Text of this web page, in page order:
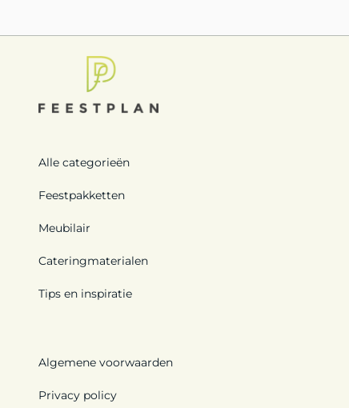
Alle categorieën
Feestpakketten
Meubilair
Cateringmaterialen
Tips en inspiratie
Algemene voorwaarden
Privacy policy